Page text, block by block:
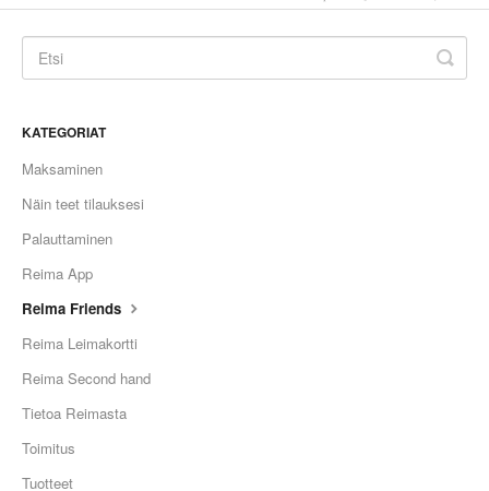
KATEGORIAT
Maksaminen
Näin teet tilauksesi
Palauttaminen
Reima App
Reima Friends
Reima Leimakortti
Reima Second hand
Tietoa Reimasta
Toimitus
Tuotteet